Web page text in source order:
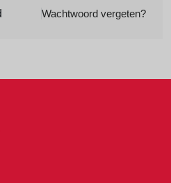
Wachtwoord vergeten?